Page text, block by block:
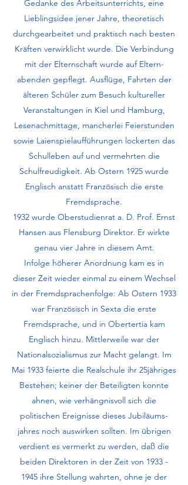
Gedanke des Arbeitsunterrichts, eine
Lieblingsidee jener Jahre, theoretisch
durchgearbeitet und praktisch nach besten
Kräften ver­wirklicht wurde. Die Verbindung
mit der Elternschaft wurde auf Eltern­
abenden gepflegt. Ausflüge, Fahrten der
älteren Schüler zum Besuch kultu­reller
Veranstaltungen in Kiel und Hamburg,
Lesenachmittage, mancherlei Feierstunden
sowie Laienspielaufführungen lockerten das
Schulleben auf und vermehrten die
Schulfreudigkeit. Ab Ostern 1925 wurde
Englisch anstatt Französisch die erste
Fremdsprache.
1932 wurde Oberstudienrat a. D. Prof. Ernst
Hansen aus Flensburg Direk­tor. Er wirkte
genau vier Jahre in diesem Amt.
Infolge höherer Anordnung kam es in
dieser Zeit wieder einmal zu einem Wechsel
in der Fremdsprachenfolge: Ab Ostern 1933
war Französisch in Sexta die erste
Fremdsprache, und in Obertertia kam
Englisch hinzu. Mitt­lerweile war der
Nationalsozialismus zur Macht gelangt. Im
Mai 1933 fei­erte die Realschule ihr 25jähriges
Bestehen; keiner der Beteiligten konnte
ahnen, wie verhängnisvoll sich die
politischen Ereignisse dieses Jubiläums­
jahres noch auswirken sollten. Im übrigen
verdient es vermerkt zu werden, daß die
beiden Direktoren in der Zeit von 1933 -
1945 ihre Stellung wahrten, ohne je der